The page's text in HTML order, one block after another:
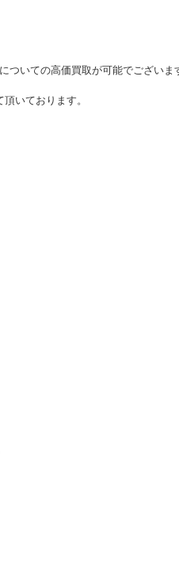
ついての高価買取が可能でございま
いております。